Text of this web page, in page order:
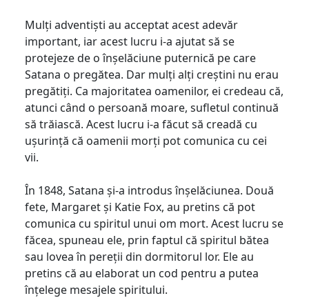
Mulți adventiști au acceptat acest adevăr
important, iar acest lucru i-a ajutat să se
protejeze de o înșelăciune puternică pe care
Satana o pregătea. Dar mulți alți creștini nu erau
pregătiți. Ca majoritatea oamenilor, ei credeau că,
atunci când o persoană moare, sufletul continuă
să trăiască. Acest lucru i-a făcut să creadă cu
ușurință că oamenii morți pot comunica cu cei
vii.
În 1848, Satana și-a introdus înșelăciunea. Două
fete, Margaret și Katie Fox, au pretins că pot
comunica cu spiritul unui om mort. Acest lucru se
făcea, spuneau ele, prin faptul că spiritul bătea
sau lovea în pereții din dormitorul lor. Ele au
pretins că au elaborat un cod pentru a putea
înțelege mesajele spiritului.